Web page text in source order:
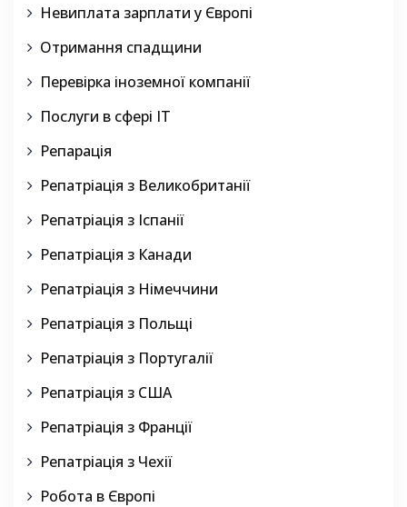
Невиплата зарплати у Європі
Отримання спадщини
Перевірка іноземної компанії
Послуги в сфері IT
Репарація
Репатріація з Великобританії
Репатріація з Іспанії
Репатріація з Канади
Репатріація з Німеччини
Репатріація з Польщі
Репатріація з Португалії
Репатріація з США
Репатріація з Франції
Репатріація з Чехії
Робота в Європі